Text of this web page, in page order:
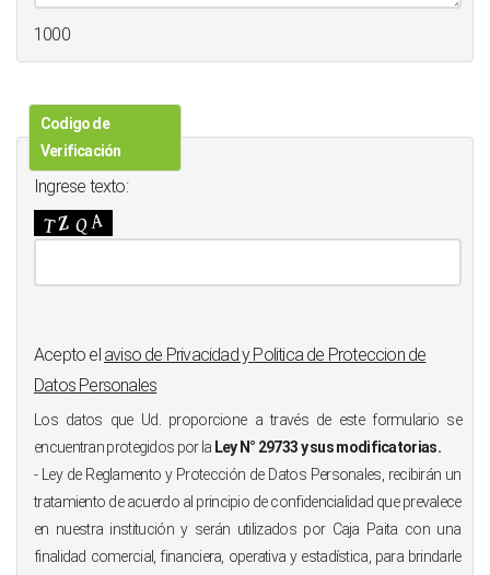
1000
Codigo de
Verificación
Ingrese texto:
Acepto el aviso de Privacidad y Politica de Proteccion de
Datos Personales
Los datos que Ud. proporcione a través de este formulario se
encuentran protegidos por la Ley N° 29733 y sus modificatorias.
- Ley de Reglamento y Protección de Datos Personales, recibirán un
tratamiento de acuerdo al principio de confidencialidad que prevalece
en nuestra institución y serán utilizados por Caja Paita con una
finalidad comercial, financiera, operativa y estadística, para brindarle